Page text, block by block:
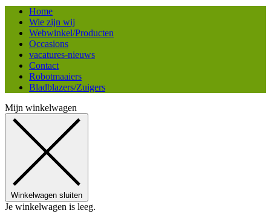
Home
Wie zijn wij
Webwinkel/Producten
Occasions
vacatures-nieuws
Contact
Robotmaaiers
Bladblazers/Zuigers
Mijn winkelwagen
Winkelwagen sluiten
Je winkelwagen is leeg.